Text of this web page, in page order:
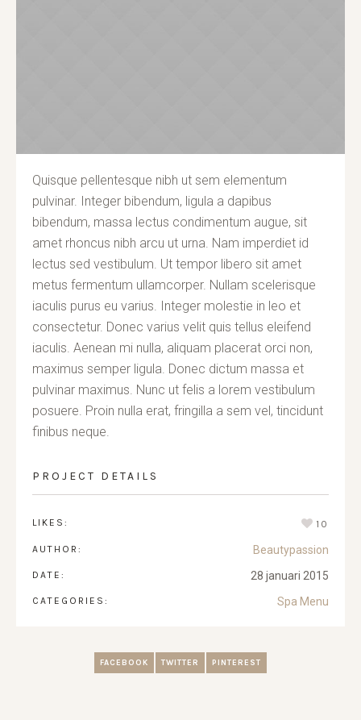
Quisque pellentesque nibh ut sem elementum
pulvinar. Integer bibendum, ligula a dapibus
bibendum, massa lectus condimentum augue, sit
amet rhoncus nibh arcu ut urna. Nam imperdiet id
lectus sed vestibulum. Ut tempor libero sit amet
metus fermentum ullamcorper. Nullam scelerisque
iaculis purus eu varius. Integer molestie in leo et
consectetur. Donec varius velit quis tellus eleifend
iaculis. Aenean mi nulla, aliquam placerat orci non,
maximus semper ligula. Donec dictum massa et
pulvinar maximus. Nunc ut felis a lorem vestibulum
posuere. Proin nulla erat, fringilla a sem vel, tincidunt
finibus neque.
PROJECT DETAILS
LIKES: 10
AUTHOR: Beautypassion
DATE: 28 januari 2015
CATEGORIES: Spa Menu
FACEBOOK TWITTER PINTEREST